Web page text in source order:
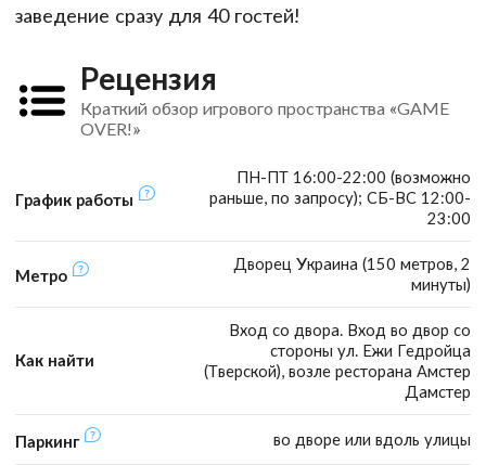
заведение сразу для 40 гостей!
Рецензия
Краткий обзор игрового пространства «GAME
OVER!»
График работы
ПН-ПТ 16:00-22:00 (возможно
раньше, по запросу); СБ-ВС 12:00-
23:00
Метро
Дворец Украина (150 метров, 2
минуты)
Как найти
Вход со двора. Вход во двор со
стороны ул. Ежи Гедройца
(Тверской), возле ресторана Амстер
Дамстер
Паркинг во дворе или вдоль улицы